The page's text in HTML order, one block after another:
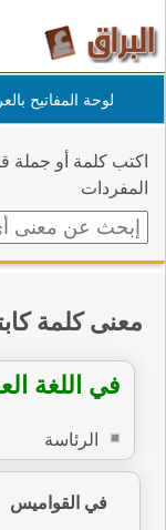
لوحة المفاتيح
اكتب كلمة أو
المفردات
معنى كلمة
في اللغة
الرئاسة
في القواميس